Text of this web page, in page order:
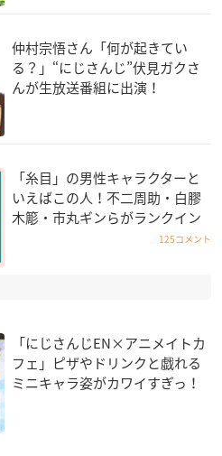
仲村宗悟さん「何が起きてい
る？」“にじさんじ”伏見ガクさ
んが生放送番組に出演！
「糸目」の男性キャラクターと
いえばこの人！不二周助・白膠
木簓・市丸ギンらがランクイン
125コメント
「にじさんじEN×アニメイトカ
フェ」ピザやドリンクと戯れる
ミニキャラ姿がカワイすぎっ！